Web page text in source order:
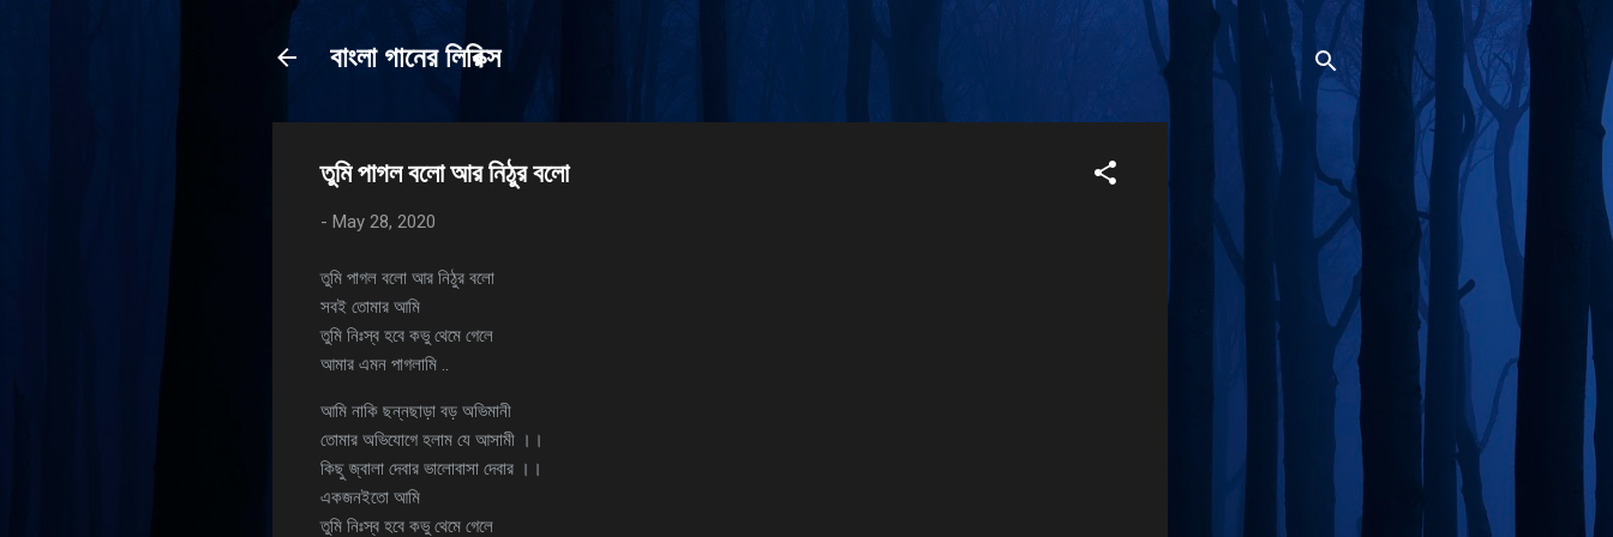
বাংলা গানের লিরিক্স
তুমি পাগল বলো আর নিঠুর বলো
- May 28, 2020
তুমি পাগল বলো আর নিঠুর বলো
সবই তোমার আমি
তুমি নিঃস্ব হবে কভু থেমে গেলে
আমার এমন পাগলামি ..
আমি নাকি ছন্নছাড়া বড় অভিমানী
তোমার অভিযোগে হলাম যে আসামী ।।
কিছু জ্বালা দেবার ভালোবাসা দেবার ।।
একজনইতো আমি
তুমি নিঃস্ব হবে কভু থেমে গেলে